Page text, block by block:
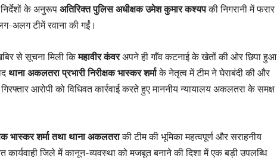
निर्देशों के अनुरूपअतिरिक्त पुलिस अधीक्षक उमेश कुमार कश्यपकी निगरानी में फरार
अलग टीमें रवाना की गईं।
से सूचना मिली किमहावीर कंवरअपने ही गाँव कटनाई के खेतों की ओर छिपा हुआ
थाना अकलतरा प्रभारी निरीक्षक भास्कर शर्माके नेतृत्व में टीम ने घेराबंदी की और
आरोपी को विधिवत कार्रवाई करते हुए माननीय न्यायालय अकलतरा के समक्ष
भास्कर शर्मा तथा थाना अकलतराकी टीम की भूमिका महत्वपूर्ण और सराहनीय
कार्यवाही जिले में कानून-व्यवस्था को मजबूत बनाने की दिशा में एक बड़ी उपलब्धि